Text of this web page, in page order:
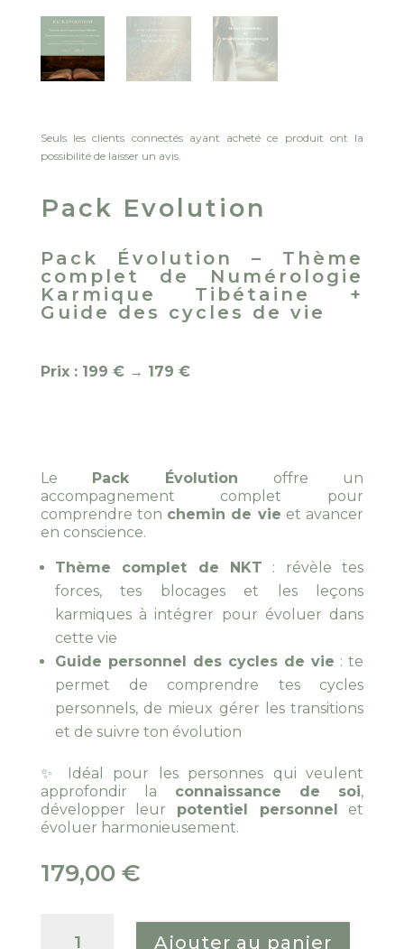
Seuls les clients connectés ayant acheté ce produit ont la
possibilité de laisser un avis.
Pack Evolution
Pack Évolution – Thème
complet de Numérologie
Karmique Tibétaine +
Guide des cycles de vie
Prix : 199 € → 179 €
Le Pack Évolution offre un
accompagnement complet pour
comprendre ton chemin de vie et avancer
en conscience.
Thème complet de NKT : révèle tes
forces, tes blocages et les leçons
karmiques à intégrer pour évoluer dans
cette vie
Guide personnel des cycles de vie : te
permet de comprendre tes cycles
personnels, de mieux gérer les transitions
et de suivre ton évolution
✨ Idéal pour les personnes qui veulent
approfondir la connaissance de soi,
développer leur potentiel personnel
et
évoluer harmonieusement.
179,00 €
Ajouter au panier